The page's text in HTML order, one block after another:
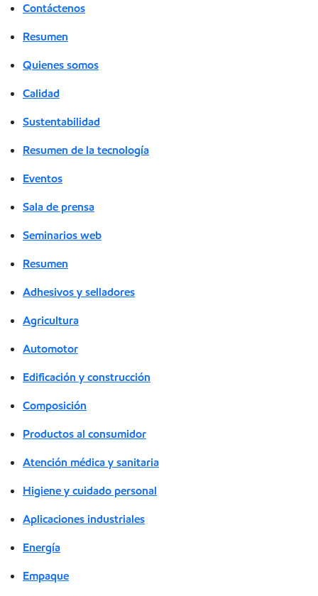
Contáctenos
Resumen
Quienes somos
Calidad
Sustentabilidad
Resumen de la tecnología
Eventos
Sala de prensa
Seminarios web
Resumen
Adhesivos y selladores
Agricultura
Automotor
Edificación y construcción
Composición
Productos al consumidor
Atención médica y sanitaria
Higiene y cuidado personal
Aplicaciones industriales
Energía
Empaque